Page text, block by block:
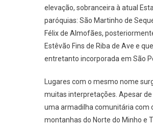
elevação, sobranceira à atual
paróquias: São Martinho de
Félix de Almofães,
Estêvão Fins de Riba de Ave e
entretanto incorporada em São
Lugares com o mesmo nome
muitas interpretações. Apesar de
uma armadilha comunitária com
montanhas do Norte do Minho e